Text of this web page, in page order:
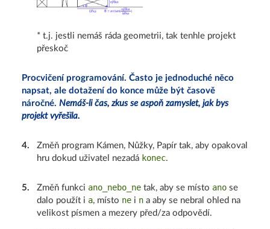
* t.j. jestli nemáš ráda geometrii, tak tenhle projekt
přeskoč
Procvičení programování. Často je jednoduché něco
napsat, ale dotažení do konce může být časově
náročné. Nemáš-li čas, zkus se aspoň zamyslet, jak bys
projekt vyřešila.
4.
Změň program Kámen, Nůžky, Papír tak, aby opakoval
hru dokud uživatel nezadá konec.
5. Změň funkci ano_nebo_ne tak, aby se místo ano se
dalo použít i a, místo ne i n a aby se nebral ohled na
velikost písmen a mezery před/za odpovědí.